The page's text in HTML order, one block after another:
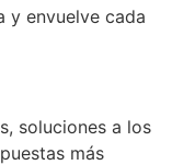
y envuelve cada
soluciones a los
más